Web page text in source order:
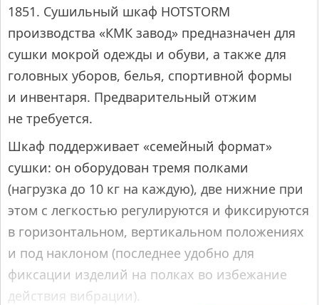
1851. Сушильный шкаф HOTSTORM
производства «КМК завод» предназначен для
сушки мокрой одежды и обуви, а также для
головных уборов, белья, спортивной формы
и инвентаря. Предварительный отжим
не требуется.
Шкаф поддерживает «семейный формат»
сушки: он оборудован тремя полками
(нагрузка до 10 кг на каждую), две нижние при
этом с легкостью регулируются и фиксируются
в горизонтальном, вертикальном положениях
и под наклоном (последнее удобно для
фиксации изделий на полках во избежание
действия вибрации).